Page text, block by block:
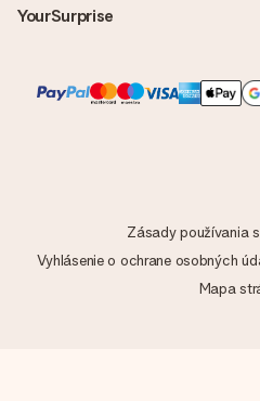
YourSurprise
Zásady používania
Vyhlásenie o ochrane osobných
Mapa